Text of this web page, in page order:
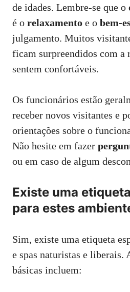
de idades. Lembre-se que o
é o relaxamento e o bem-
julgamento. Muitos
ficam surpreendidos com a
sentem confortáveis.
Os funcionários estão
receber novos visitantes e
orientações sobre o
Não hesite em fazer
ou em caso de algum
Existe uma
para estes
Sim, existe uma etiqueta
e spas naturistas e liberais.
básicas incluem: